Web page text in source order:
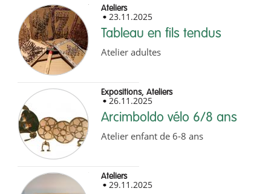
Ateliers
23.11.2025
Tableau en fils tendus
Atelier adultes
Expositions, Ateliers
26.11.2025
Arcimboldo vélo 6/8 ans
Atelier enfant de 6-8 ans
Ateliers
29.11.2025